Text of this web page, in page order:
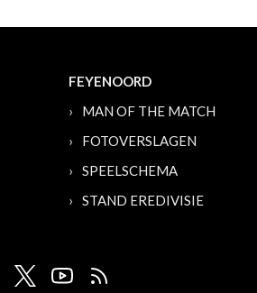
FEYENOORD
MAN OF THE MATCH
FOTOVERSLAGEN
SPEELSCHEMA
STAND EREDIVISIE